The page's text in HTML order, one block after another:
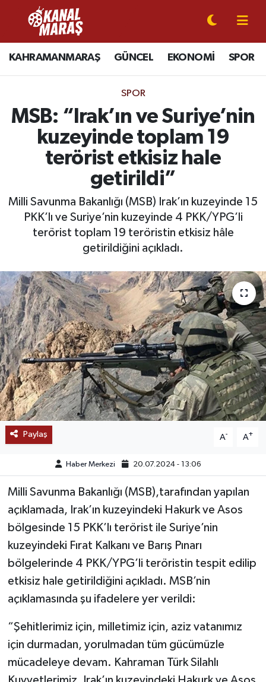
KAHRAMANMARAŞ GÜNCEL EKONOMİ SPOR
SPOR
MSB: “Irak’ın ve Suriye’nin
kuzeyinde toplam 19
terörist etkisiz hale
getirildi”
Milli Savunma Bakanlığı (MSB) Irak’ın kuzeyinde 15
PKK’lı ve Suriye’nin kuzeyinde 4 PKK/YPG’li
terörist toplam 19 teröristin etkisiz hâle
getirildiğini açıkladı.
Paylaş A- A+
Haber Merkezi 20.07.2024 - 13:06
Milli Savunma Bakanlığı (MSB),tarafından yapılan
açıklamada, Irak’ın kuzeyindeki Hakurk ve Asos
bölgesinde 15 PKK’lı terörist ile Suriye’nin
kuzeyindeki Fırat Kalkanı ve Barış Pınarı
bölgelerinde 4 PKK/YPG’li teröristin tespit edilip
etkisiz hale getirildiğini açıkladı. MSB’nin
açıklamasında şu ifadelere yer verildi:
“Şehitlerimiz için, milletimiz için, aziz vatanımız
için durmadan, yorulmadan tüm gücümüzle
mücadeleye devam. Kahraman Türk Silahlı
CANLI YAYIN
KAHRAMANMARAŞ
SPOR
SİYASET
EKONOMİ
GÜNDEM
SAĞLIK
EĞİTİM
BÖLGE
KEŞFET
POPÜLER
DÜNYA
TREND
MEDYA
OTOMOTİV
TEKNOLOJİ
YAŞAM
KÜLTÜR SANAT
Kahramanmaraş Nöbetçi Eczaneler
Kahramanmaraş Hava Durumu
Kahramanmaraş Trafik Yoğunluk Haritası
Süper Lig Puan Durumu ve Fikstür
Tüm Manşetler
Son Dakika Haberleri
Haber Arşivi